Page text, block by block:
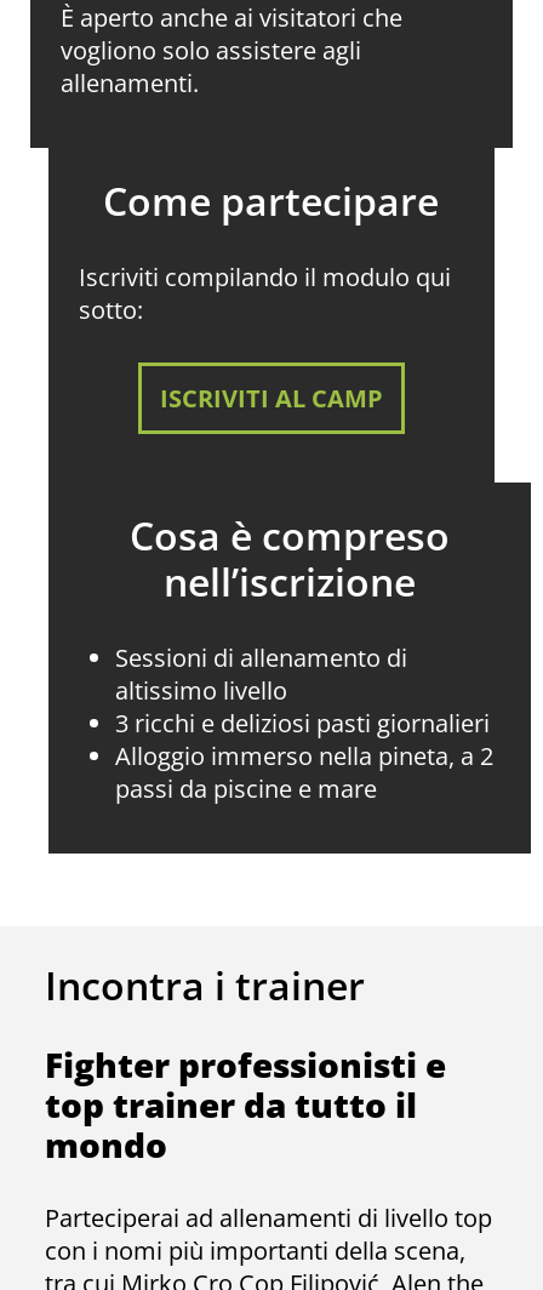
È aperto anche ai visitatori che
vogliono solo assistere agli
allenamenti.
Come partecipare
Iscriviti compilando il modulo qui
sotto:
ISCRIVITI AL CAMP
Cosa è compreso
nell’iscrizione
Sessioni di allenamento di
altissimo livello
3 ricchi e deliziosi pasti giornalieri
Alloggio immerso nella pineta, a 2
passi da piscine e mare
Incontra i trainer
Fighter professionisti e
top trainer da tutto il
mondo
Parteciperai ad allenamenti di livello top
con i nomi più importanti della scena,
tra cui Mirko Cro Cop Filipović, Alen the